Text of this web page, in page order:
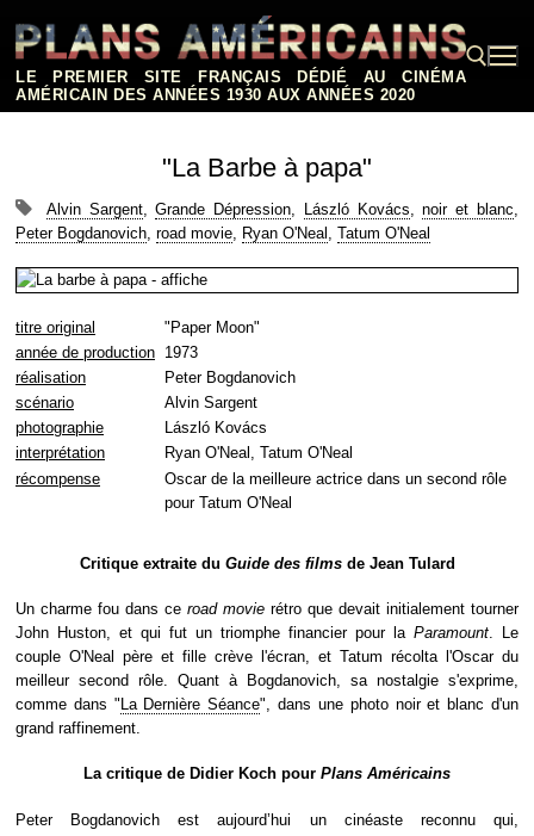
contenu
LE PREMIER SITE FRANÇAIS DÉDIÉ AU CINÉMA
AMÉRICAIN DES ANNÉES 1930 AUX ANNÉES 2020
"La Barbe à papa"
Alvin Sargent,Grande Dépression, László Kovács,noir et blanc,
Peter Bogdanovich, road movie, Ryan O'Neal , Tatum O'Neal
titre original
"Paper Moon"
année de production 1973
réalisation
Peter Bogdanovich
scénario
Alvin Sargent
photographie
László Kovács
interprétation
Ryan O'Neal, Tatum O'Neal
récompense
Oscar de la meilleure actrice dans un second rôle
pour Tatum O'Neal
Critique extraite du Guide des filmsde Jean Tulard
Un charme fou dans ce road movie rétro que devait initialement tourner
John Huston, et qui fut un triomphe financier pour la Paramount . Le
couple O'Neal père et fille crève l'écran, et Tatum récolta l'Oscar du
meilleur second rôle. Quant à Bogdanovich, sa nostalgie s'exprime,
comme dans " La Dernière Séance", dans une photo noir et blanc d'un
grand raffinement.
La critique de Didier Koch pour Plans Américains
Peter Bogdanovich est aujourd’hui un cinéaste reconnu qui,